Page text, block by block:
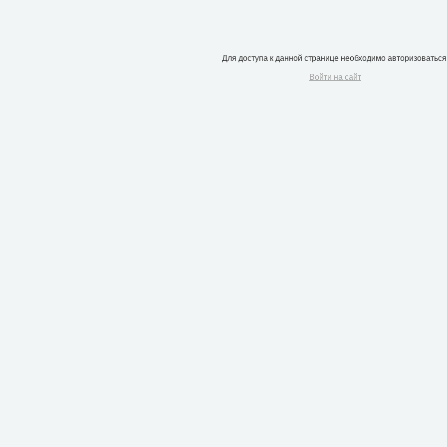
Для доступа к данной странице необходимо
Войти на сайт